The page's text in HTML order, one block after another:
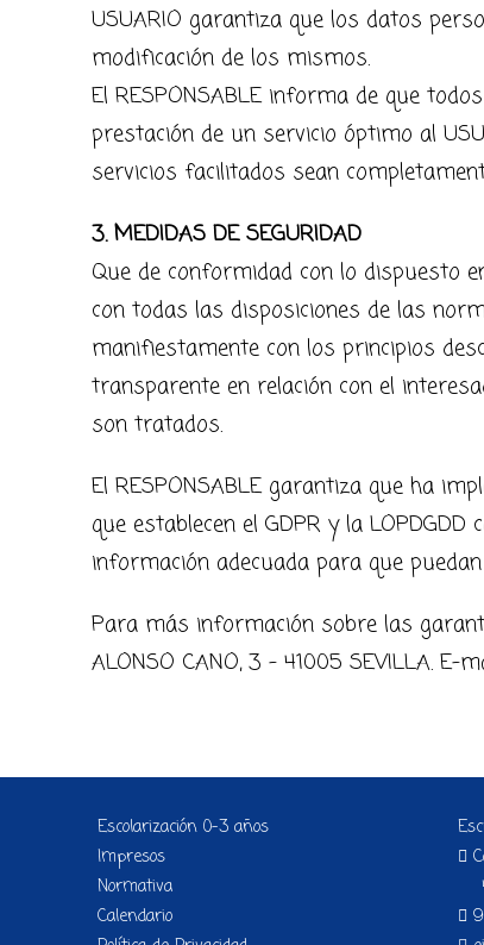
USUARIO garantiza que los datos
modificación de los mismos.
El RESPONSABLE informa de que
prestación de un servicio óptimo al
servicios facilitados sean
3. MEDIDAS DE SEGURIDAD
Que de conformidad con lo dispuesto
con todas las disposiciones de las
manifiestamente con los principios
transparente en relación con el
son tratados.
El RESPONSABLE garantiza que ha
que establecen el GDPR y la
información adecuada para que
Para más información sobre las
ALONSO CANO, 3 – 41005 SEVILLA. E-
Escolarización 0-3 años
Impresos
Normativa
Calendario